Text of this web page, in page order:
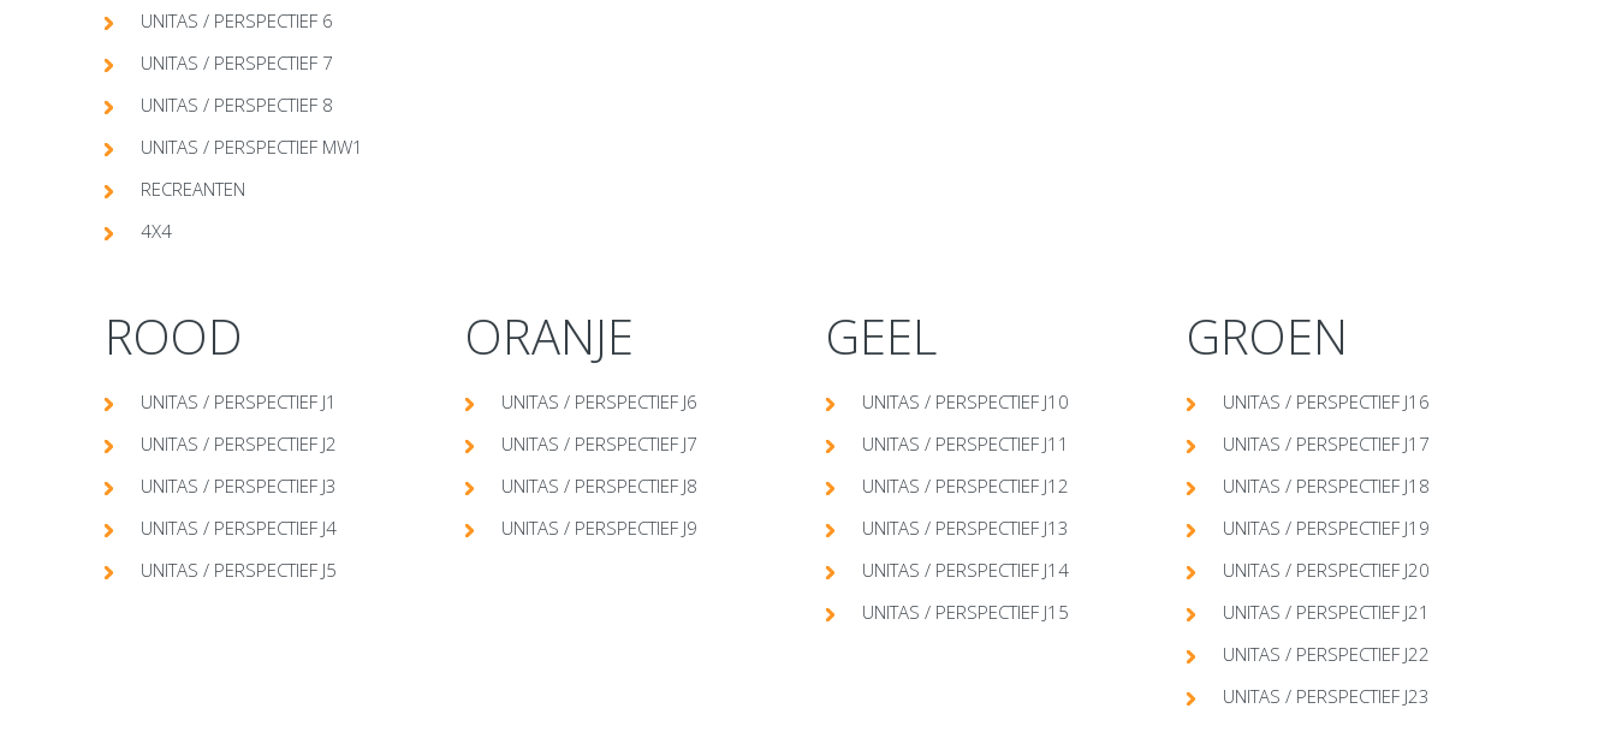
UNITAS / PERSPECTIEF 6
UNITAS / PERSPECTIEF 7
UNITAS / PERSPECTIEF 8
UNITAS / PERSPECTIEF MW1
RECREANTEN
4X4
ROOD
UNITAS / PERSPECTIEF J1
UNITAS / PERSPECTIEF J2
UNITAS / PERSPECTIEF J3
UNITAS / PERSPECTIEF J4
UNITAS / PERSPECTIEF J5
ORANJE
UNITAS / PERSPECTIEF J6
UNITAS / PERSPECTIEF J7
UNITAS / PERSPECTIEF J8
UNITAS / PERSPECTIEF J9
GEEL
UNITAS / PERSPECTIEF J10
UNITAS / PERSPECTIEF J11
UNITAS / PERSPECTIEF J12
UNITAS / PERSPECTIEF J13
UNITAS / PERSPECTIEF J14
UNITAS / PERSPECTIEF J15
GROEN
UNITAS / PERSPECTIEF J16
UNITAS / PERSPECTIEF J17
UNITAS / PERSPECTIEF J18
UNITAS / PERSPECTIEF J19
UNITAS / PERSPECTIEF J20
UNITAS / PERSPECTIEF J21
UNITAS / PERSPECTIEF J22
UNITAS / PERSPECTIEF J23